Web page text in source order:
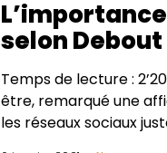
selon Debout
Temps de lecture :
être, remarqué une
les réseaux sociaux